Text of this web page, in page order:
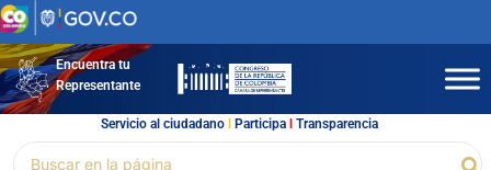
Ir
al
contenidoEncuentra tu
Representante
Servicio al ciudadano l Participal Transparencia